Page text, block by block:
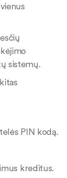
sistemų.
PIN kodą.
kreditus.